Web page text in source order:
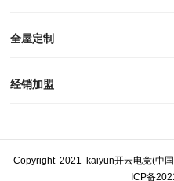
售后服务
防伪识别
投诉建议
全屋定制
风格定制
空间定制
户型案例
材质展示
预约量尺
经销加盟
Copyright 2021 kaiyun开云电竞(中
ICP备